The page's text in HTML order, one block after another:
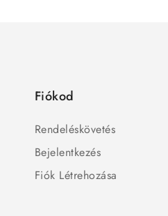
Fiókod
Rendeléskövetés
Bejelentkezés
Fiók Létrehozása